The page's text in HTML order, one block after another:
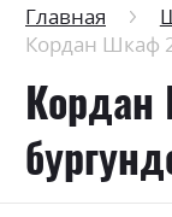
Главная
Кордан Шкаф